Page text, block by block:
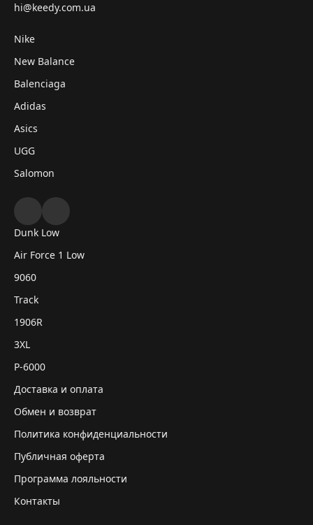
hi@keedy.com.ua
Nike
New Balance
Balenciaga
Adidas
Asics
UGG
Salomon
Dunk Low
Air Force 1 Low
9060
Track
1906R
3XL
P-6000
Доставка и оплата
Обмен и возврат
Политика конфиденциальности
Публичная оферта
Программа лояльности
Контакты